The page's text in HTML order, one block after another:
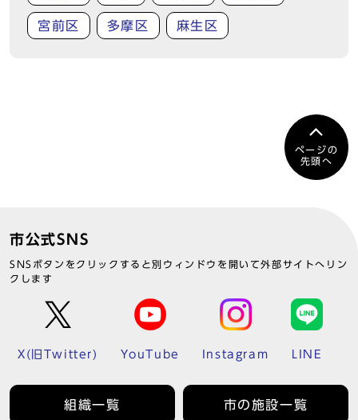
宮前区 多摩区 麻生区
ページの
先頭へ
市公式SNS
SNSボタンをクリックすると別ウィンドウを開いて外部サイトへリン
クします
X(旧Twitter) YouTube Instagram LINE
組織一覧 市の施設一覧